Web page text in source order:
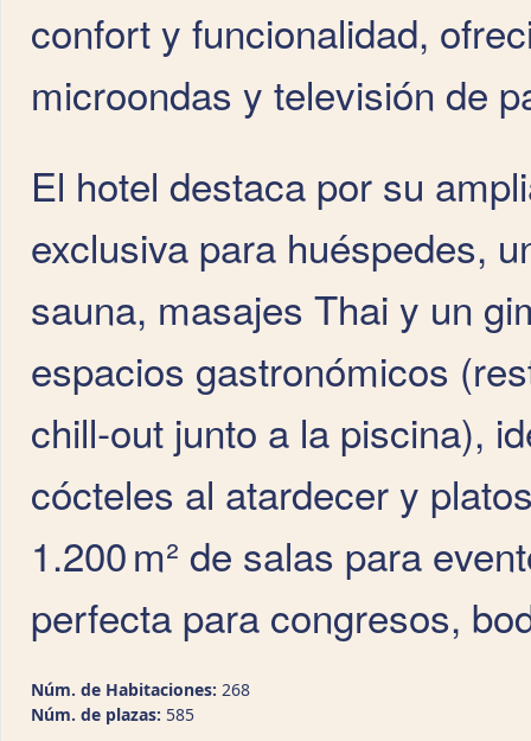
confort y funcionalidad,
microondas y televisión de
El hotel destaca por su
exclusiva para huéspedes,
sauna, masajes Thai y un
espacios gastronómicos
chill‑out junto a la piscina),
cócteles al atardecer y
1.200 m² de salas para
perfecta para congresos,
Núm. de Habitaciones: 268
Núm. de plazas: 585